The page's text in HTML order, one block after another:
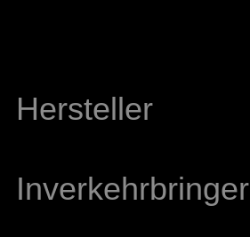
Hersteller
Inverkehrbringer